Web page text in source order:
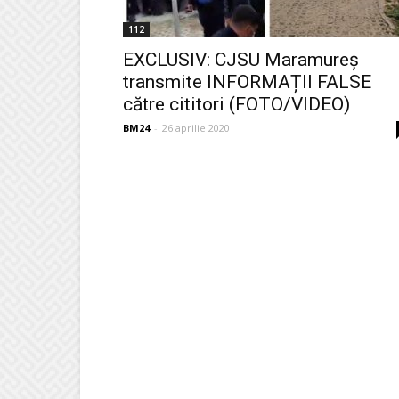
112
EXCLUSIV: CJSU Maramureș
transmite INFORMAȚII FALSE
către cititori (FOTO/VIDEO)
BM24 - 26 aprilie 2020